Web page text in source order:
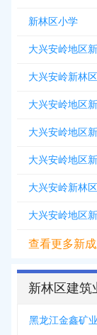
新林区小学
大兴安岭地区
大兴安岭地区
大兴安岭地区
大兴安岭地区
大兴安岭新林
大兴安岭地区
查看更多新
新林区建筑
黑龙江金鑫矿